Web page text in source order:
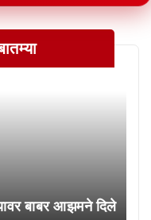
बाबर आझमने दिले